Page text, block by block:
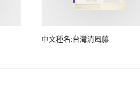
中文種名:台灣清風藤